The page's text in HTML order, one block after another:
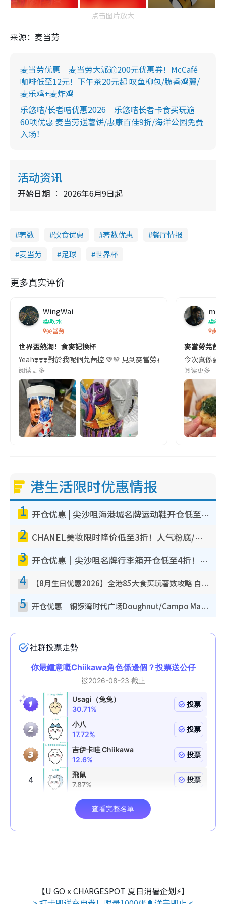
点击图片放大
来源：麦当劳
麦当劳优惠｜麦当劳大派逾200元优惠券！McCafé
咖啡低至12元！下午茶20元起 叹鱼柳包/脆香鸡翼/
麦乐鸡+麦炸鸡
乐悠咭/长者咭优惠2026︱乐悠咭长者卡食买玩逾
60项优惠 麦当劳送薯饼/惠康百佳9折/海洋公园免费
入场！
活动资讯
开始日期 2026年6月9日起
著数 饮食优惠 著数优惠
餐厅情报
麦当劳
足球 世界杯
更多真实评价
WingWai
吹水
麥當勞
世界盃熱潮！食麥記換杯
Yeah❣️❣️❣️對於我呢個芫茜控 💚💚 見到麥當勞再出返 wow醬!!!要
阅读更多
著
麥當
麥當勞芫茜
今次真係要
阅读更多
港生活限时优惠情报
1 开仓优惠 | 尖沙咀海港城名牌运动鞋开仓低至1折！On鞋$899起/Joy&Peace鞋履$98起
2 CHANEL美妆限时降价低至3折！人气粉底/唇膏/精华液低至$275！COCO香水都有平
3 开仓优惠｜尖沙咀名牌行李箱开仓低至4折！一连5日 American Tourister/ace./Hallmark $200起
4 【8月生日优惠2026】全港85大食买玩著数攻略 自助餐/火锅放题同行免费＋诚品/DONKI送现金券
5 开仓优惠｜铜锣湾时代广场Doughnut/Campo Marzio开仓低至1折！背囊、书包、手袋劈价$200起
【U GO x CHARGESPOT 夏日消暑企划⚡】